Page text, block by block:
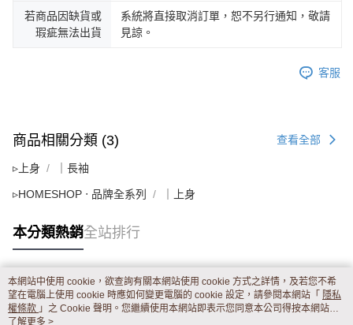
若商品因缺貨或
瑕疵無法出貨
系統將直接取消訂單，恕不另行通知，敬請
見諒。
客服
商品相關分類 (3) 查看全部
▹上身 ｜長袖
▹HOMESHOP ‧ 品牌全系列 ｜上身
本分類熱銷全站排行
熱門標籤
本網站中使用 cookie，欲查詢有關本網站使用 cookie 方式之詳情，及若您不希
望在電腦上使用 cookie 時應如何變更電腦的 cookie 設定，請參閱本網站「 隱私
權條款 」之 Cookie 聲明。您繼續使用本網站即表示您同意本公司得按本網站使
用條款之 Cookie 聲明使用 cookie。
了解更多 >